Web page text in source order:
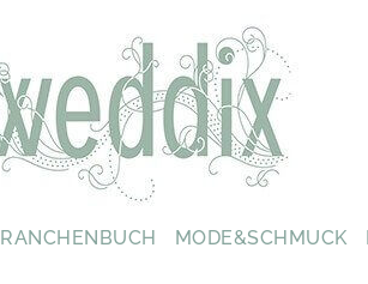
MODE&SCHMUCK